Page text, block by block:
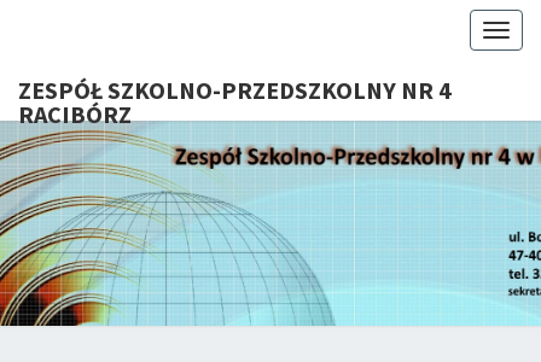
ZESPÓŁ SZKOLNO-PRZEDSZKOLNY NR 4
RACIBÓRZ
Serdecznie
Witamy Na
Stronie
Internetowej
ZSP Nr 4 W
Raciborzu